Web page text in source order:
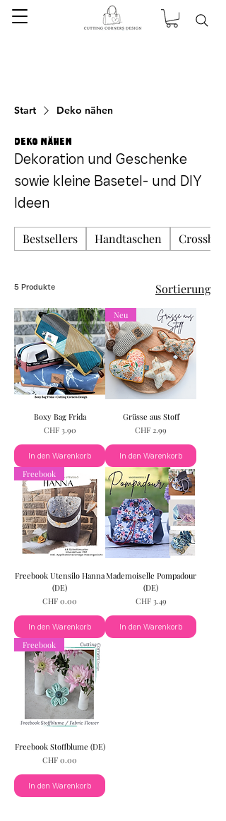
Start Deko nähen
Deko nähen
Dekoration und Geschenke
sowie kleine Basetel- und DIY
Ideen
Bestsellers Handtaschen
5 Produkte Sortierung
Boxy Bag Frida
Preis
CHF 3.90
In den Warenkorb
Neu
Grüsse aus Stoff
Preis
CHF 2.99
In den Warenkorb
Freebook
Freebook Utensilo Hanna
(DE)
Preis
CHF 0.00
In den Warenkorb
Mademoiselle Pompadour
(DE)
Preis
CHF 3.49
In den Warenkorb
Freebook
Freebook Stoffblume (DE)
Preis
CHF 0.00
In den Warenkorb